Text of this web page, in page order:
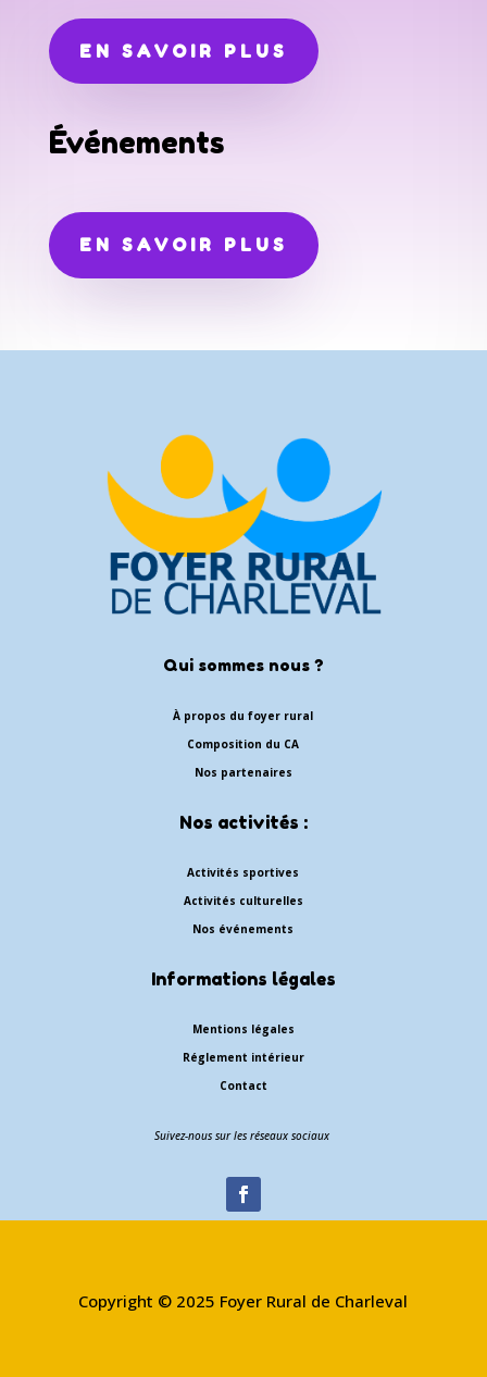
EN SAVOIR PLUS
Événements
EN SAVOIR PLUS
Qui sommes nous ?
À propos du foyer rural
Composition du CA
Nos partenaires
Nos activités :
Activités sportives
Activités culturelles
Nos événements
Informations légales
Mentions légales
Réglement intérieur
Contact
Suivez-nous sur les réseaux sociaux
Copyright © 2025 Foyer Rural de Charleval